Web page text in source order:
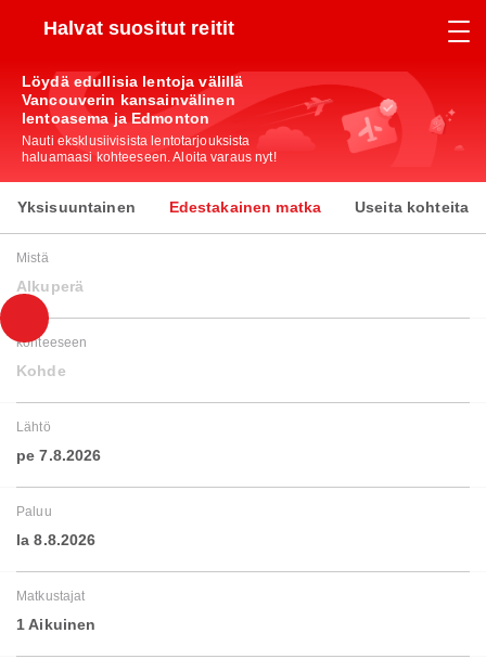
Halvat suositut reitit
Löydä edullisia lentoja välillä
Vancouverin kansainvälinen
lentoasema ja Edmonton
Nauti eksklusiivisista lentotarjouksista
haluamaasi kohteeseen. Aloita varaus nyt!
Yksisuuntainen Edestakainen matka Useita kohteita
Mistä
Alkuperä
kohteeseen
Kohde
Lähtö
pe 7.8.2026
Paluu
la 8.8.2026
Matkustajat
1 Aikuinen